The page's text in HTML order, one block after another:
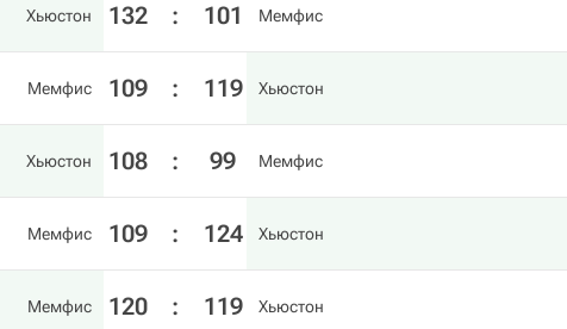
Хьюстон 132 : 101 Мемфис
Мемфис 109 : 119 Хьюстон
Хьюстон 108 : 99 Мемфис
Мемфис 109 : 124 Хьюстон
Мемфис 120 : 119 Хьюстон